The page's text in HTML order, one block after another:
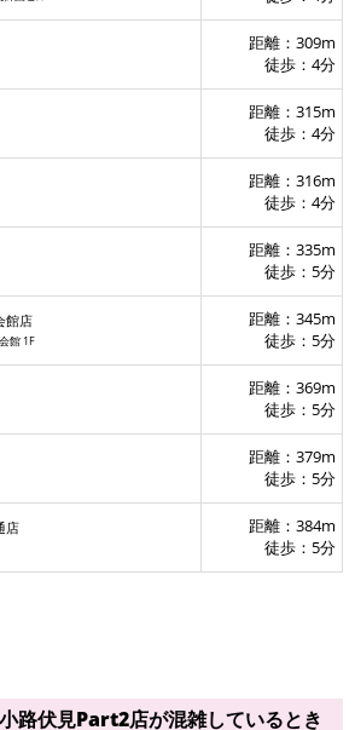
距離：309m
徒歩：4分
距離：315m
徒歩：4分
距離：316m
徒歩：4分
距離：335m
徒歩：5分
館店
館 1F
距離：345m
徒歩：5分
距離：369m
徒歩：5分
距離：379m
徒歩：5分
店
距離：384m
徒歩：5分
路伏見Part2店が混雑しているとき